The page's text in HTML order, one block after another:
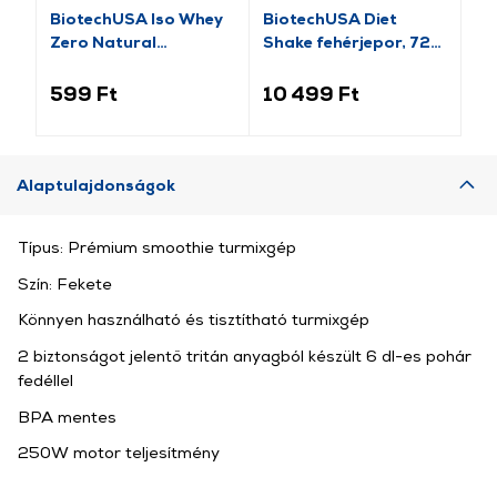
BiotechUSA Iso Whey
Zero Natural
25 g, kókusz
599 Ft
BiotechUSA Diet
Shake fehérjepor, 720
10 499 Ft
Alaptulajdonságok
Típus: Prémium smoothie turmixgép
Szín: Fekete
Könnyen használható és tisztítható turmixgép
2 biztonságot jelentő tritán anyagból készült 6 dl-es pohár
fedéllel
BPA mentes
250W motor teljesítmény